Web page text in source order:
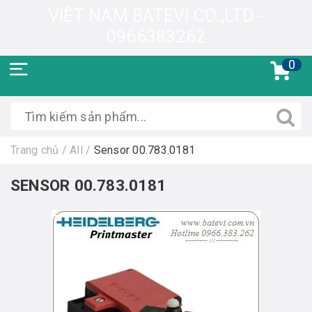
0
Trang chủ / All / Sensor 00.783.0181
SENSOR 00.783.0181